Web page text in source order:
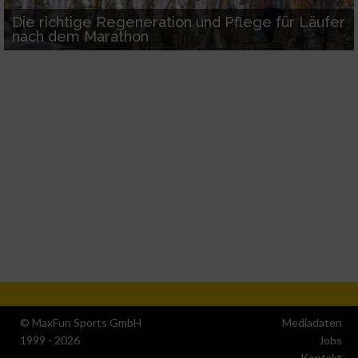
Die richtige Regeneration und Pflege für Läufer
nach dem Marathon
© MaxFun Sports GmbH
1999 - 2026
Mediadaten
Jobs